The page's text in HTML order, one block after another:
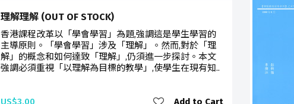
理解理解 (OUT OF STOCK)
香港課程改革以「學會學習」為題,強調這是學生學習的
主導原則。「學會學習」涉及「理解」。然而,對於「理
解」的概念和如何達致「理解」,仍須進一步探討。本文
強調必須重視「以理解為目標的教學」,使學生在現有知..
US$3.00 Add to Cart